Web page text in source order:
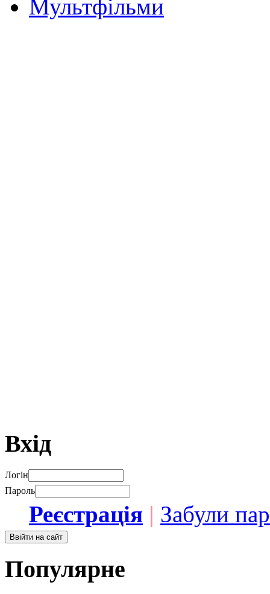
Мультфільми
Вхід
Логін
Пароль
Реєстрація | Забули
Популярне